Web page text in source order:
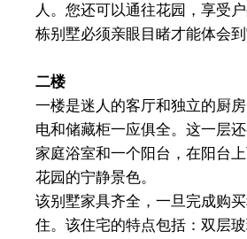
人。您还可以通往花园，享受
栋别墅必须亲眼目睹才能体会到
二楼
一楼是迷人的客厅和独立的厨
电和储藏柜一应俱全。这一层
家庭浴室和一个阳台，在阳台
花园的宁静景色。
该别墅家具齐全，一旦完成购
住。该住宅的特点包括：双层